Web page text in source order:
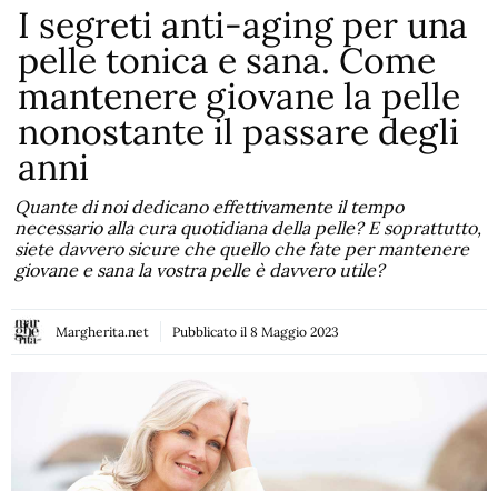
I segreti anti-aging per una
pelle tonica e sana. Come
mantenere giovane la pelle
nonostante il passare degli
anni
Quante di noi dedicano effettivamente il tempo
necessario alla cura quotidiana della pelle? E soprattutto,
siete davvero sicure che quello che fate per mantenere
giovane e sana la vostra pelle è davvero utile?
Margherita.net Pubblicato il 8 Maggio 2023